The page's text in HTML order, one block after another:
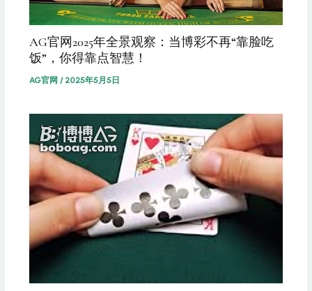
AG官网2025年全景观察：当博彩不再“靠脸吃
饭”，你得靠点智慧！
AG官网 / 2025年5月5日